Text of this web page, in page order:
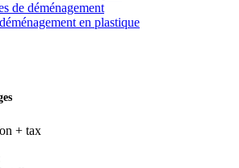
de déménagement
en plastique
+ tax